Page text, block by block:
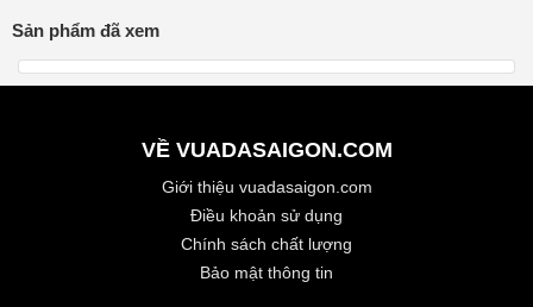
Sản phẩm đã xem
VỀ VUADASAIGON.COM
Giới thiệu vuadasaigon.com
Điều khoản sử dụng
Chính sách chất lượng
Bảo mật thông tin